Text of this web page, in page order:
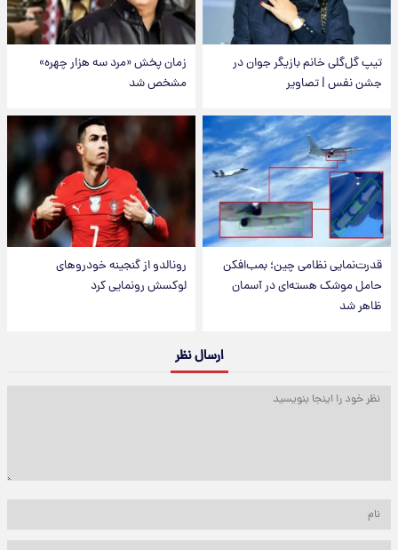
تیپ گل‌گلی خانم بازیگر جوان در
جشن نفس | تصاویر
زمان پخش «مرد سه هزار چهره»
مشخص شد
قدرت‌نمایی نظامی چین؛ بمب‌افکن
حامل موشک هسته‌ای در آسمان
ظاهر شد
رونالدو از گنجینه خودروهای
لوکسش رونمایی کرد
ارسال نظر